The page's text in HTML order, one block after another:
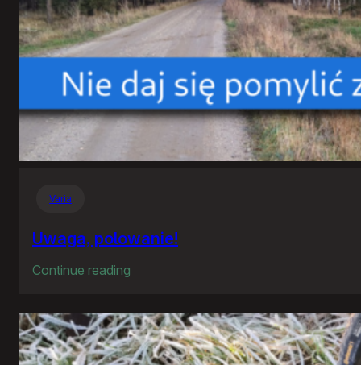
Varia
Uwaga, polowanie!
Continue reading
polowanie!